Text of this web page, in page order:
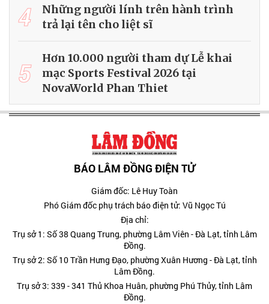
4
Những người lính trên hành trình
trả lại tên cho liệt sĩ
5
Hơn 10.000 người tham dự Lễ khai
mạc Sports Festival 2026 tại
NovaWorld Phan Thiet
BÁO LÂM ĐỒNG ĐIỆN TỬ
Giám đốc: Lê Huy Toàn
Phó Giám đốc phụ trách báo điện tử: Vũ Ngọc Tú
Địa chỉ:
Trụ sở 1: Số 38 Quang Trung, phường Lâm Viên - Đà Lạt, tỉnh Lâm
Đồng.
Trụ sở 2: Số 10 Trần Hưng Đạo, phường Xuân Hương - Đà Lạt, tỉnh
Lâm Đồng.
Trụ sở 3: 339 - 341 Thủ Khoa Huân, phường Phú Thủy, tỉnh Lâm
Đồng.